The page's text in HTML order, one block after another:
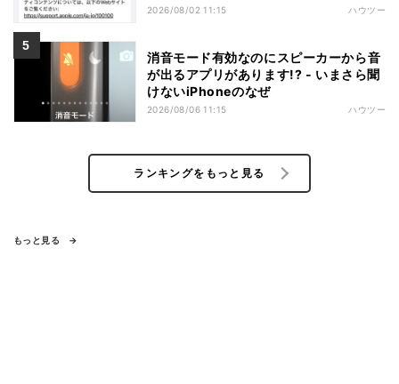
2026/08/02 11:15 ハウツー
消音モード有効なのにスピーカーから音
が出るアプリがあります!? - いまさら聞
けないiPhoneのなぜ
2026/08/06 11:15 ハウツー
ランキングをもっと見る
もっと見る